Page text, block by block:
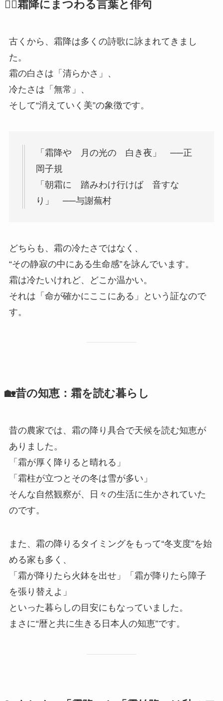
🧘‍♀️霜降にまつわる言葉と俳句
古くから、霜降は多くの詩歌に詠まれてきまし
た。
霜の白さは「清らかさ」、
冷たさは「無常」、
そして“消えていく美”の象徴です。
「霜降や 月の光の 白き夜」 ──正
岡子規
「朝霜に 踏みわけ行けば 音すな
り」 ──与謝蕪村
どちらも、霜の冷たさではなく、
“その静寂の中にある生命感”を詠んでいます。
霜は冷たいけれど、どこか温かい。
それは「命が確かにここにある」という証なので
す。
🏡昔の知恵：霜を読む暮らし
昔の農家では、霜の降り具合で天候を読む知恵が
ありました。
「霜が厚く降りると晴れる」
「霜柱が立つとその冬は雪が多い」
そんな自然観察が、日々の生活に生かされていた
のです。
また、霜の降りるタイミングをもって“冬支度”を始
める家も多く、
「霜が降りたら火鉢を出せ」「霜が降りたら障子
を張り替えよ」
といった暮らしの目安にもなっていました。
まさに“暦と共に生きる日本人の知恵”です。